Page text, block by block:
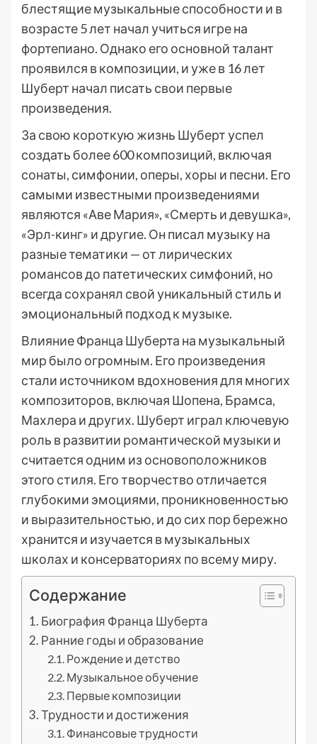
блестящие музыкальные способности и в
возрасте 5 лет начал учиться игре на
фортепиано. Однако его основной талант
проявился в композиции, и уже в 16 лет
Шуберт начал писать свои первые
произведения.
За свою короткую жизнь Шуберт успел
создать более 600 композиций, включая
сонаты, симфонии, оперы, хоры и песни. Его
самыми известными произведениями
являются «Аве Мария», «Смерть и девушка»,
«Эрл-кинг» и другие. Он писал музыку на
разные тематики — от лирических
романсов до патетических симфоний, но
всегда сохранял свой уникальный стиль и
эмоциональный подход к музыке.
Влияние Франца Шуберта на музыкальный
мир было огромным. Его произведения
стали источником вдохновения для многих
композиторов, включая Шопена, Брамса,
Махлера и других. Шуберт играл ключевую
роль в развитии романтической музыки и
считается одним из основоположников
этого стиля. Его творчество отличается
глубокими эмоциями, проникновенностью
и выразительностью, и до сих пор бережно
хранится и изучается в музыкальных
школах и консерваториях по всему миру.
Содержание
Биография Франца Шуберта
Ранние годы и образование
Рождение и детство
Музыкальное обучение
Первые композиции
Трудности и достижения
Финансовые трудности